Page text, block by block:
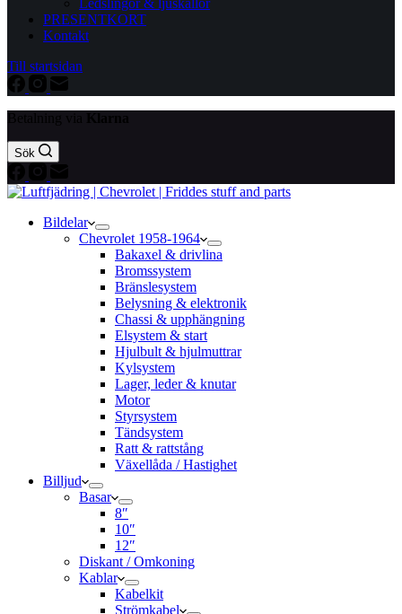
Ledslingor & ljuskällor
PRESENTKORT
Kontakt
Till startsidan
Sök
Bildelar
Chevrolet 1958-1964
Bakaxel & drivlina
Bromssystem
Bränslesystem
Belysning & elektronik
Chassi & upphängning
Elsystem & start
Hjulbult & hjulmuttrar
Kylsystem
Lager, leder & knutar
Motor
Styrsystem
Tändsystem
Ratt & rattstång
Växellåda / Hastighet
Billjud
Basar
8″
10″
12″
Diskant / Omkoning​
Kablar
Kabelkit
Strömkabel